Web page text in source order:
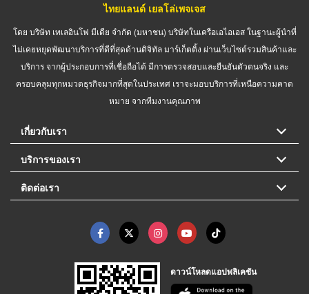
ไทยแลนด์ เยลโล่เพจเจส
โดย บริษัท เทเลอินโฟ มีเดีย จำกัด (มหาชน) บริษัทในเครือเอไอเอส ในฐานะผู้นำที่
ไม่เคยหยุดพัฒนาบริการที่ดีที่สุดด้านดิจิทัล มาร์เก็ตติ้ง ผ่านเว็บไซต์รวมสินค้าและ
บริการ จากผู้ประกอบการที่เชื่อถือได้ มีการตรวจสอบและยืนยันตัวตนจริง และ
ครอบคลุมทุกหมวดธุรกิจมากที่สุดในประเทศ เราจะมอบบริการที่เหนือความคาด
หมาย จากทีมงานคุณภาพ
เกี่ยวกับเรา
บริการของเรา
ติดต่อเรา
ดาวน์โหลดแอปพลิเคชัน